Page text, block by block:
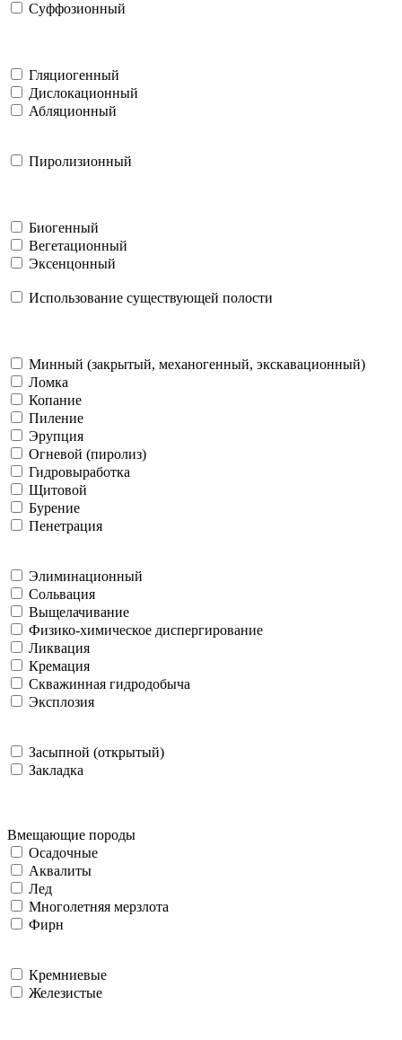
Суффозионный
Гляциогенный
Дислокационный
Абляционный
Пиролизионный
Биогенный
Вегетационный
Эксенцонный
Использование существующей полости
Минный (закрытый, механогенный, экскавационный)
Ломка
Копание
Пиление
Эрупция
Огневой (пиролиз)
Гидровыработка
Щитовой
Бурение
Пенетрация
Элиминационный
Сольвация
Выщелачивание
Физико-химическое диспергирование
Ликвация
Кремация
Скважинная гидродобыча
Эксплозия
Засыпной (открытый)
Закладка
Вмещающие породы
Осадочные
Аквалиты
Лед
Многолетняя мерзлота
Фирн
Кремниевые
Железистые